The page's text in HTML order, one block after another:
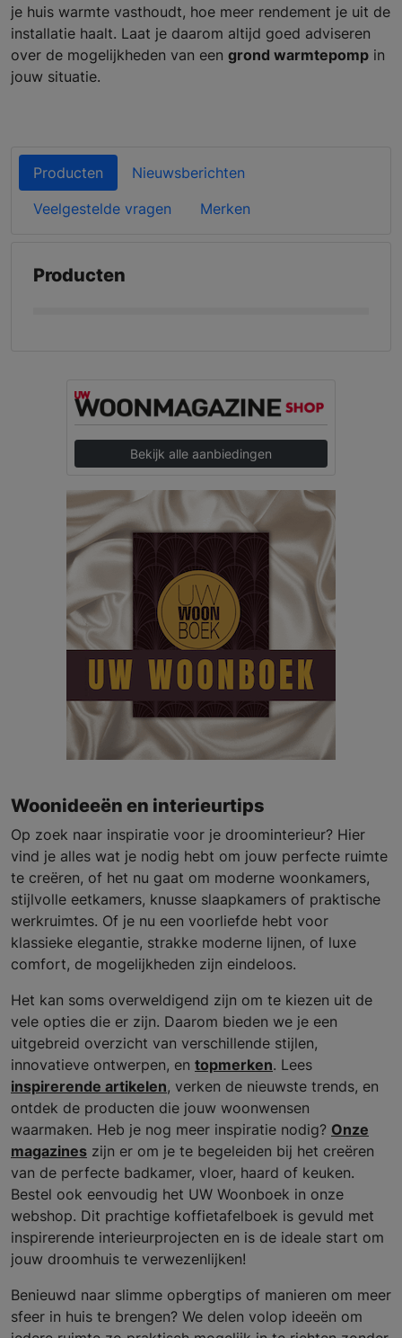
je huis warmte vasthoudt, hoe meer rendement je uit de
installatie haalt. Laat je daarom altijd goed adviseren
over de mogelijkheden van een grond warmtepomp in
jouw situatie.
Producten
Nieuwsberichten
Veelgestelde vragen
Merken
Producten
Bekijk alle aanbiedingen
Woonideeën en interieurtips
Op zoek naar inspiratie voor je droominterieur? Hier
vind je alles wat je nodig hebt om jouw perfecte ruimte
te creëren, of het nu gaat om moderne woonkamers,
stijlvolle eetkamers, knusse slaapkamers of praktische
werkruimtes. Of je nu een voorliefde hebt voor
klassieke elegantie, strakke moderne lijnen, of luxe
comfort, de mogelijkheden zijn eindeloos.
Het kan soms overweldigend zijn om te kiezen uit de
vele opties die er zijn. Daarom bieden we je een
uitgebreid overzicht van verschillende stijlen,
innovatieve ontwerpen, en topmerken. Lees
inspirerende artikelen, verken de nieuwste trends, en
ontdek de producten die jouw woonwensen
waarmaken. Heb je nog meer inspiratie nodig? Onze
magazines zijn er om je te begeleiden bij het creëren
van de perfecte badkamer, vloer, haard of keuken.
Bestel ook eenvoudig het UW Woonboek in onze
webshop. Dit prachtige koffietafelboek is gevuld met
inspirerende interieurprojecten en is de ideale start om
jouw droomhuis te verwezenlijken!
Benieuwd naar slimme opbergtips of manieren om meer
sfeer in huis te brengen? We delen volop ideeën om